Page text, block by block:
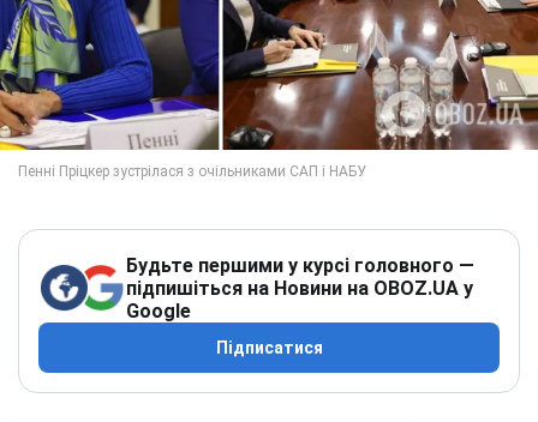
Будьте першими у курсі головного —
підпишіться на Новини на OBOZ.UA у
Google
Підписатися